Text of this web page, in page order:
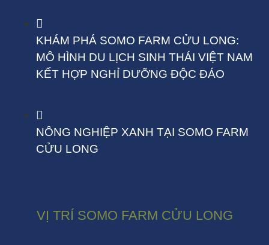
KHÁM PHÁ SOMO FARM CỬU LONG:
MÔ HÌNH DU LỊCH SINH THÁI VIỆT NAM
KẾT HỢP NGHỈ DƯỠNG ĐỘC ĐÁO
NÔNG NGHIỆP XANH TẠI SOMO FARM
CỬU LONG
VỊ TRÍ SOMO FARM CỬU LONG